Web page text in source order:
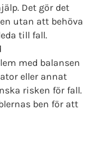
Det gör det
utan att behöva
till fall.
med balansen
eller annat
risken för fall.
ben för att